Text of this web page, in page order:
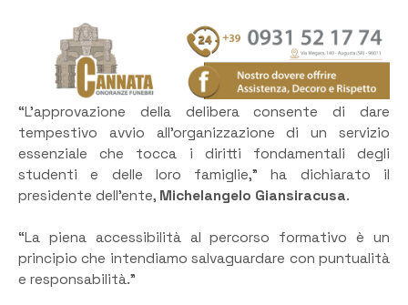
“L’approvazione della delibera consente di dare
tempestivo avvio all’organizzazione di un servizio
essenziale che tocca i diritti fondamentali degli
studenti e delle loro famiglie,” ha dichiarato il
presidente dell’ente, Michelangelo Giansiracusa.
“La piena accessibilità al percorso formativo è un
principio che intendiamo salvaguardare con puntualità
e responsabilità.”